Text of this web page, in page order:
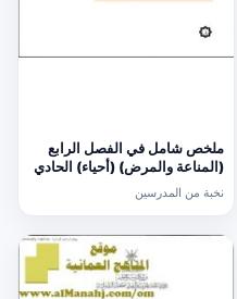
ملخص شامل في الفصل الرابع
(المناعة والمرض) (أحياء) الحادي
نخبة من المدرسين